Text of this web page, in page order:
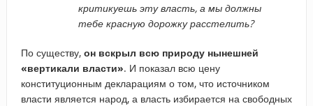
критикуешь эту власть, а мы должны
тебе красную дорожку расстелить?
По существу, он вскрыл всю природу нынешней
«вертикали власти». И показал всю цену
конституционным декларациям о том, что источником
власти является народ, а власть избирается на свободных